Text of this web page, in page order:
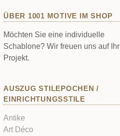
ÜBER 1001 MOTIVE IM SHOP
Möchten Sie eine individuelle
Schablone? Wir freuen uns auf Ihr
Projekt.
AUSZUG STILEPOCHEN /
EINRICHTUNGSSTILE
Antike
Art Déco